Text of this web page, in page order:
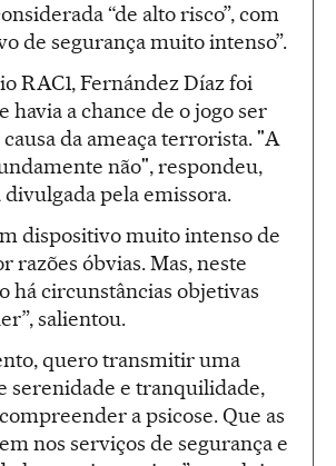
“de alto risco”, com
de segurança muito intenso”.
RAC1, Fernández Díaz foi
havia a chance de o jogo ser
da ameaça terrorista. "A
não", respondeu,
pela emissora.
dispositivo muito intenso de
razões óbvias. Mas, neste
há circunstâncias objetivas
salientou.
quero transmitir uma
serenidade e tranquilidade,
a psicose. Que as
nos serviços de segurança e